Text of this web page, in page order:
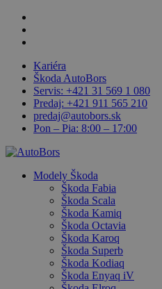
Skip
main
Kariéra
Škoda AutoBors
Servis: +421 31 569 1 080
Predaj: +421 911 565 210
predaj@autobors.sk
Pon – Pia: 8:00 – 17:00
search
Menu
Modely Škoda
Škoda Fabia
Škoda Scala
Škoda Kamiq
Škoda Octavia
Škoda Karoq
Škoda Superb
Škoda Kodiaq
Škoda Enyaq iV